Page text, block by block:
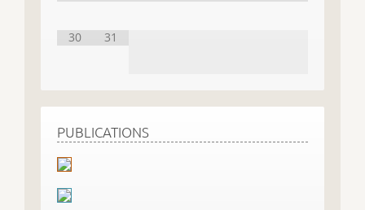
30 31
PUBLICATIONS